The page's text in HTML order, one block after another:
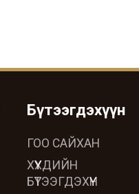
Бүтээгдэхүүн
ГОО САЙХАН
ХҮҮХДИЙН
БҮТЭЭГДЭХҮҮН